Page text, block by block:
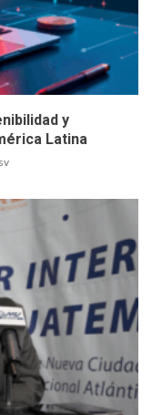
y
Latina